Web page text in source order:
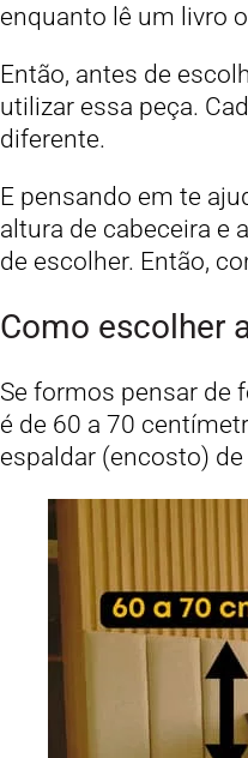
enquanto lê um livro
Então, antes de
utilizar essa peça.
diferente.
E pensando em te
altura de cabeceira e
de escolher. Então,
Como escolher
Se formos pensar de
é de 60 a 70
espaldar (encosto)